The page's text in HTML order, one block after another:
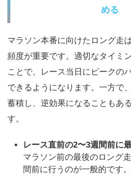
める
マラソン本番に向けたロング走
頻度が重要です。適切なタイミ
ことで、レース当日にピークの
できるようになります。一方で
蓄積し、逆効果になることもあ
す。
レース直前の2〜3週間前に
マラソン前の最後のロング
間前に行うのが一般的です